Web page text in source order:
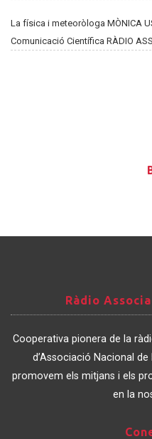
La física i meteoròloga MÒNICA
Comunicació Científica RÀDIO
Associació
de
Catalunya
Ràdio
Cooperativa pionera de la
d’Associació Nacional
promovem els mitjans i els
en la